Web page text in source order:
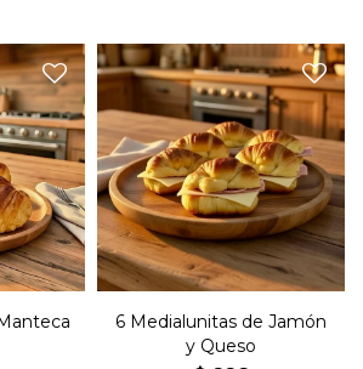
de
Seis medialunas de copetín
con jamón, queso y
manteca.
6 Medialunitas de Jamón
y Queso